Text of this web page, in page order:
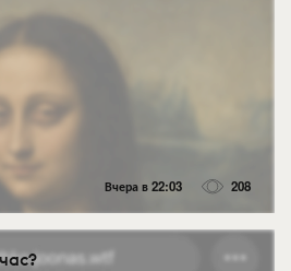
Вчера в 22:03 208